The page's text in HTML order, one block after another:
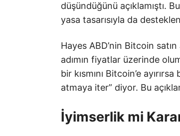
düşündüğünü açıklamıştı.
yasa tasarısıyla da
Hayes ABD’nin Bitcoin
adımın fiyatlar üzerinde
bir kısmını Bitcoin’e
atmaya iter” diyor. Bu
İyimserlik mi